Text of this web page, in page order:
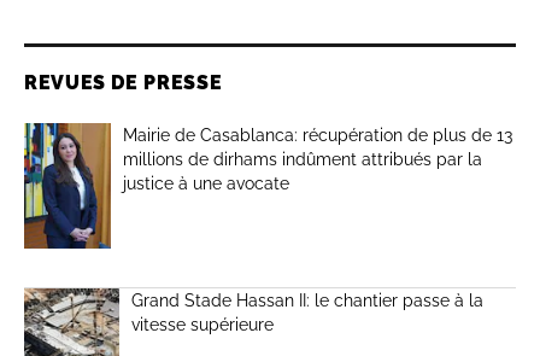
REVUES DE PRESSE
Mairie de Casablanca: récupération de plus de 13
millions de dirhams indûment attribués par la
justice à une avocate
Grand Stade Hassan II: le chantier passe à la
vitesse supérieure